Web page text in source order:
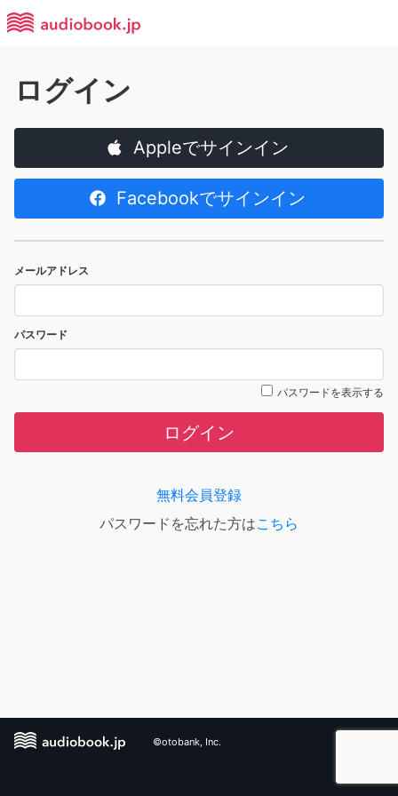
ログイン
Appleでサインイン
Facebookでサインイン
メールアドレス
パスワード
パスワードを表示する
ログイン
無料会員登録
パスワードを忘れた方はこちら
©otobank, Inc.